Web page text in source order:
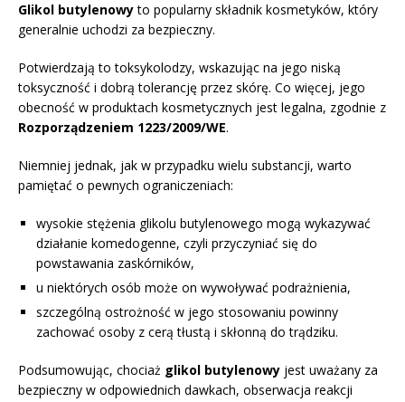
Glikol butylenowyto popularny składnik kosmetyków, który
generalnie uchodzi za bezpieczny.
Potwierdzają to toksykolodzy, wskazując na jego niską
toksyczność i dobrą tolerancję przez skórę. Co więcej, jego
obecność w produktach kosmetycznych jest legalna, zgodnie z
Rozporządzeniem 1223/2009/WE.
Niemniej jednak, jak w przypadku wielu substancji, warto
pamiętać o pewnych ograniczeniach:
wysokie stężenia glikolu butylenowego mogą wykazywać
działanie komedogenne, czyli przyczyniać się do
powstawania zaskórników,
u niektórych osób może on wywoływać podrażnienia,
szczególną ostrożność w jego stosowaniu powinny
zachować osoby z cerą tłustą i skłonną do trądziku.
Podsumowując, chociaż glikol butylenowy jest uważany za
bezpieczny w odpowiednich dawkach, obserwacja reakcji